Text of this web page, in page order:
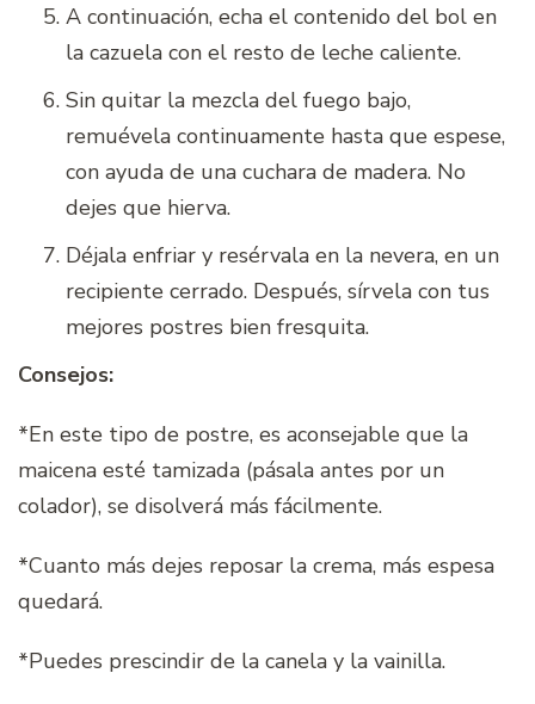
A continuación, echa el contenido del bol en
la cazuela con el resto de leche caliente.
Sin quitar la mezcla del fuego bajo,
remuévela continuamente hasta que espese,
con ayuda de una cuchara de madera. No
dejes que hierva.
Déjala enfriar y resérvala en la nevera, en un
recipiente cerrado. Después, sírvela con tus
mejores postres bien fresquita.
Consejos:
*En este tipo de postre, es aconsejable que la
maicena esté tamizada (pásala antes por un
colador), se disolverá más fácilmente.
*Cuanto más dejes reposar la crema, más espesa
quedará.
*Puedes prescindir de la canela y la vainilla.